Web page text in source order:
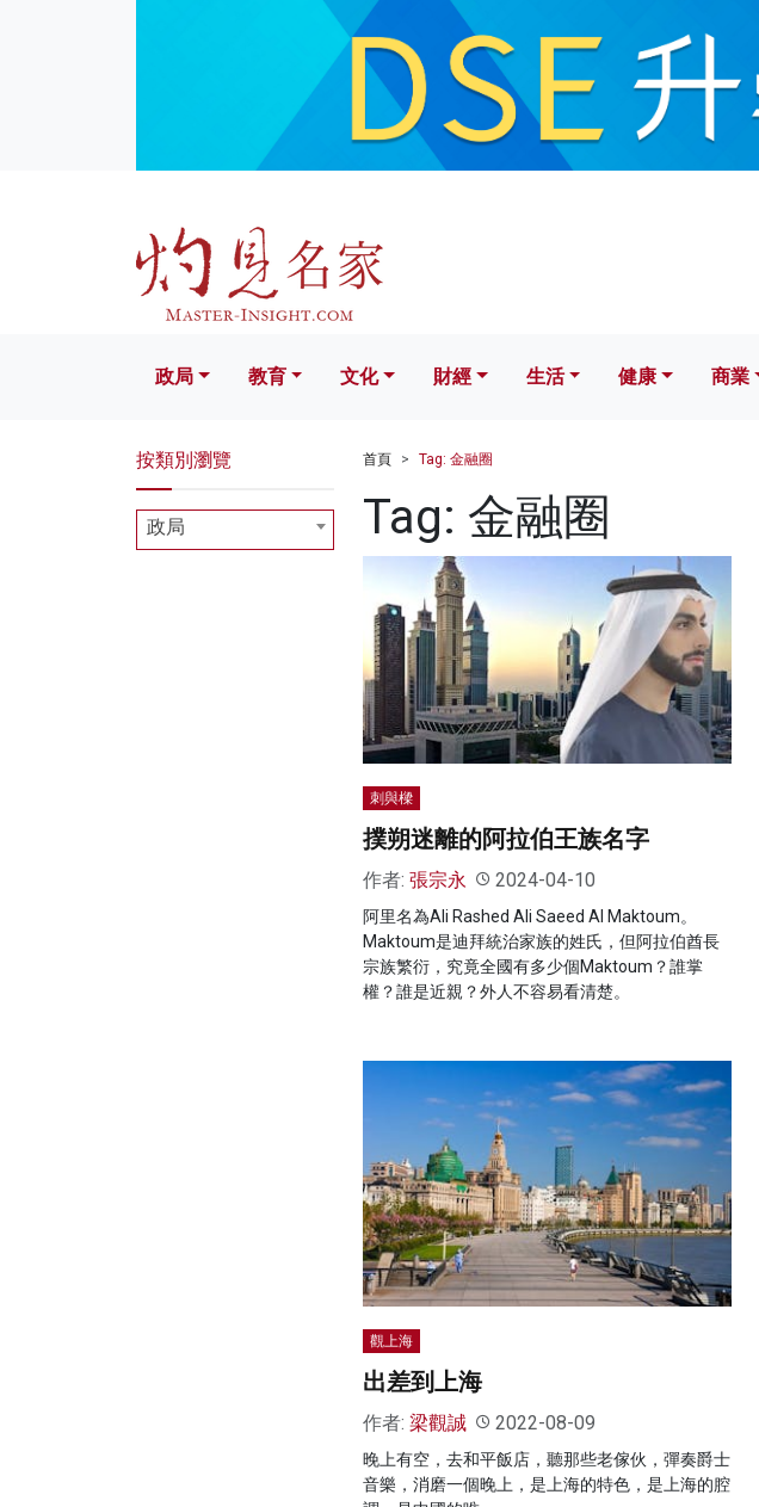
文化 財經 生活 健康
政局 教育 文化 財經 生活 健康 商業
首頁 Tag: 金融圈
Tag: 金融圈
刺與樑
撲朔迷離的阿拉伯王族名字
作者: 張宗永 2024-04-10
阿里名為Ali Rashed Ali Saeed Al Maktoum。
Maktoum是迪拜統治家族的姓氏，但阿拉伯酋長
宗族繁衍，究竟全國有多少個Maktoum？誰掌
權？誰是近親？外人不容易看清楚。
觀上海
出差到上海
作者: 梁觀誠 2022-08-09
晚上有空，去和平飯店，聽那些老傢伙，彈奏爵士
音樂，消磨一個晚上，是上海的特色，是上海的腔
按類別瀏覽
政局